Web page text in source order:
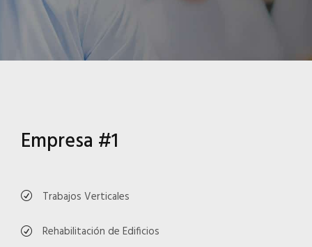
Empresa #1
Trabajos Verticales
Rehabilitación de Edificios